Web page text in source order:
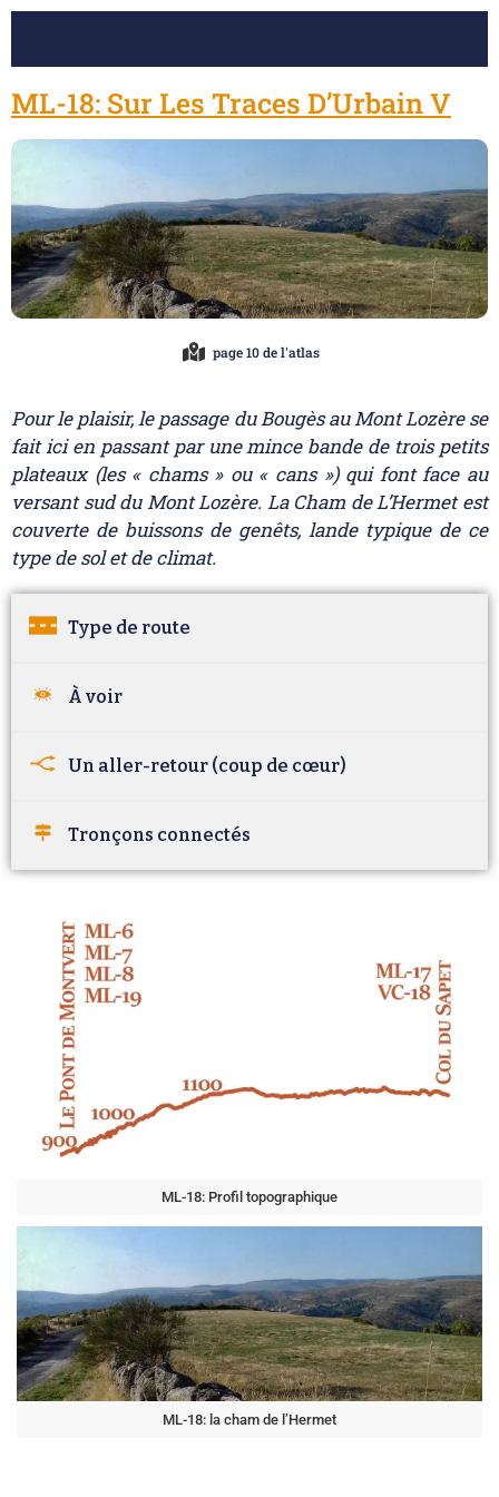
ML-18: Sur Les Traces D’Urbain V
page 10 de l'atlas
Pour le plaisir, le passage du Bougès au Mont Lozère se
fait ici en passant par une mince bande de trois petits
plateaux (les « chams » ou « cans ») qui font face au
versant sud du Mont Lozère. La Cham de L’Hermet est
couverte de buissons de genêts, lande typique de ce
type de sol et de climat.
Type de route
À voir
Un aller-retour (coup de cœur)
Tronçons connectés
ML-18: Profil topographique
ML-18: la cham de l’Hermet